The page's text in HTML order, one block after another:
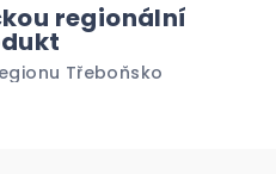
regionální
Třeboňsko